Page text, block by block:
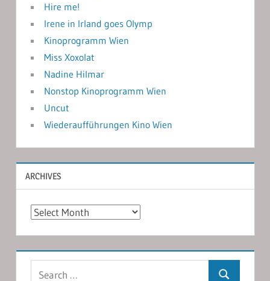
Hire me!
Irene in Irland goes Olymp
Kinoprogramm Wien
Miss Xoxolat
Nadine Hilmar
Nonstop Kinoprogramm Wien
Uncut
Wiederaufführungen Kino Wien
ARCHIVES
Archives